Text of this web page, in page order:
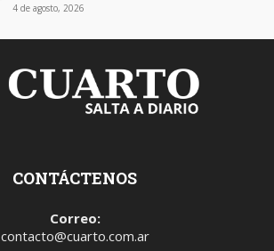
4 de agosto, 2026
CONTÁCTENOS
Correo:
contacto@cuarto.com.ar